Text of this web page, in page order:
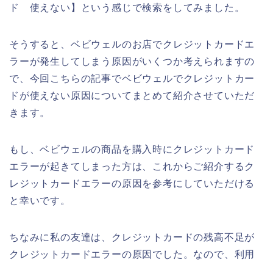
ド 使えない】という感じで検索をしてみました。
そうすると、ベビウェルのお店でクレジットカードエ
ラーが発生してしまう原因がいくつか考えられますの
で、今回こちらの記事でベビウェルでクレジットカー
ドが使えない原因についてまとめて紹介させていただ
きます。
もし、ベビウェルの商品を購入時にクレジットカード
エラーが起きてしまった方は、これからご紹介するク
レジットカードエラーの原因を参考にしていただける
と幸いです。
ちなみに私の友達は、クレジットカードの残高不足が
クレジットカードエラーの原因でした。なので、利用